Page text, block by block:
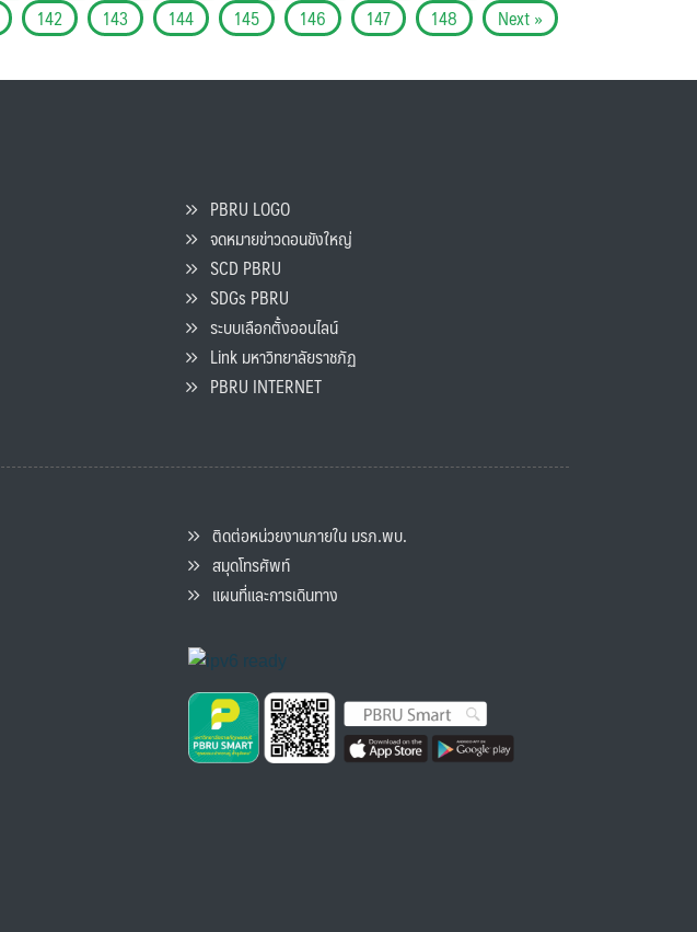
142 143 144 145 146 147 148 Next »
PBRU LOGO
จดหมายข่าวดอนขังใหญ่
SCD PBRU
SDGs PBRU
ระบบเลือกตั้งออนไลน์
Link มหาวิทยาลัยราชภัฏ
PBRU INTERNET
ติดต่อหน่วยงานภายใน มรภ.พบ.
สมุดโทรศัพท์
แผนที่และการเดินทาง